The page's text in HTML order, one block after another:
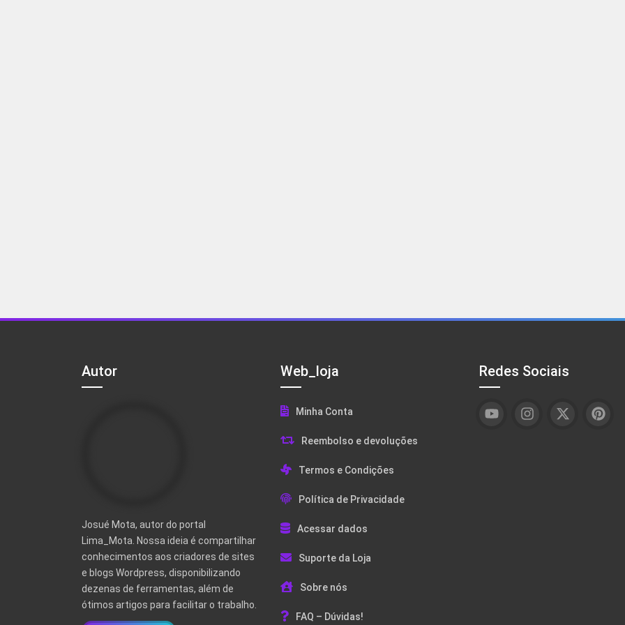
Autor
Josué Mota, autor do portal
Lima_Mota. Nossa ideia é compartilhar
conhecimentos aos criadores de sites
e blogs Wordpress, disponibilizando
dezenas de ferramentas, além de
ótimos artigos para facilitar o trabalho.
Web_loja
Minha Conta
Reembolso e devoluções
Termos e Condições
Política de Privacidade
Acessar dados
Suporte da Loja
Sobre nós
FAQ – Dúvidas!
Redes Sociais